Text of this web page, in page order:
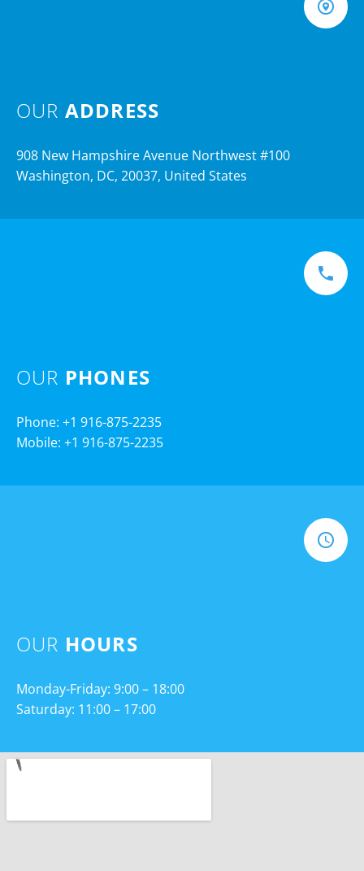
OUR ADDRESS
908 New Hampshire Avenue Northwest #100
Washington, DC, 20037, United States
OUR PHONES
Phone: +1 916-875-2235
Mobile: +1 916-875-2235
OUR HOURS
Monday-Friday: 9:00 – 18:00
Saturday: 11:00 – 17:00